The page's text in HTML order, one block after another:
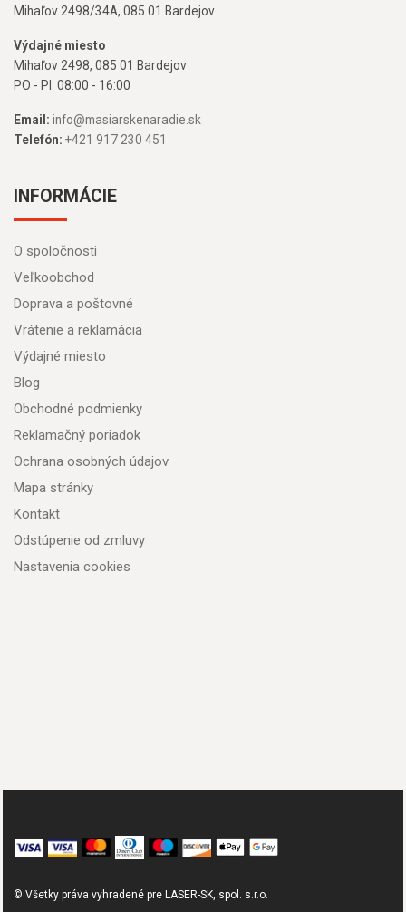
Mihaľov 2498/34A, 085 01 Bardejov
Výdajné miesto
Mihaľov 2498, 085 01 Bardejov
PO - PI: 08:00 - 16:00
Email: info@masiarskenaradie.sk
Telefón: +421 917 230 451
INFORMÁCIE
O spoločnosti
Veľkoobchod
Doprava a poštovné
Vrátenie a reklamácia
Výdajné miesto
Blog
Obchodné podmienky
Reklamačný poriadok
Ochrana osobných údajov
Mapa stránky
Kontakt
Odstúpenie od zmluvy
Nastavenia cookies
© Všetky práva vyhradené pre LASER-SK, spol. s.r.o.